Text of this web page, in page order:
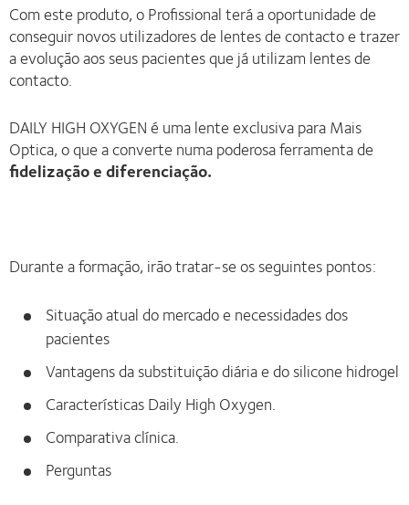
Com este produto, o Profissional terá a oportunidade de
conseguir novos utilizadores de lentes de contacto e trazer
a evolução aos seus pacientes que já utilizam lentes de
contacto.
DAILY HIGH OXYGEN é uma lente exclusiva para Mais
Optica, o que a converte numa poderosa ferramenta de
fidelização e diferenciação.
Durante a formação, irão tratar-se os seguintes pontos:
Situação atual do mercado e necessidades dos
pacientes
Vantagens da substituição diária e do silicone hidrogel
Características Daily High Oxygen.
Comparativa clínica.
Perguntas